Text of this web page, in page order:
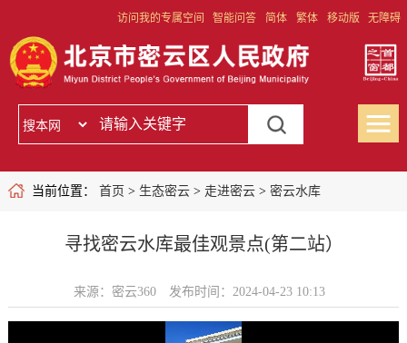
访问我的专属空间 智能问答 简体 繁体 移动版 无障碍
当前位置： 首页 > 生态密云> 走进密云> 密云水库
寻找密云水库最佳观景点(第二站）
来源：密云360 发布时间：2024-04-23 10:13